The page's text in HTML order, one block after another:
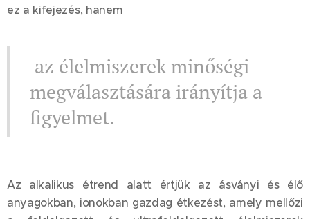
ez a kifejezés, hanem
az élelmiszerek minőségi
megválasztására irányítja a
figyelmet.
Az alkalikus étrend alatt értjük az ásványi és élő
anyagokban, ionokban gazdag étkezést, amely mellőzi